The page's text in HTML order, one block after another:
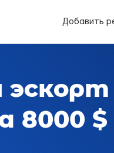
Добавить
8000 $